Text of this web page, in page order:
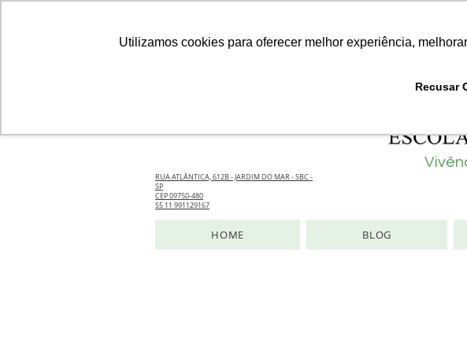
Utilizamos cookies para oferecer melhor experiência,
Recusar
RUA ATLÂNTICA, 612B - JARDIM DO MAR - SBC -
SP
CEP 09750-480
55 11 991129167
HOME BLOG